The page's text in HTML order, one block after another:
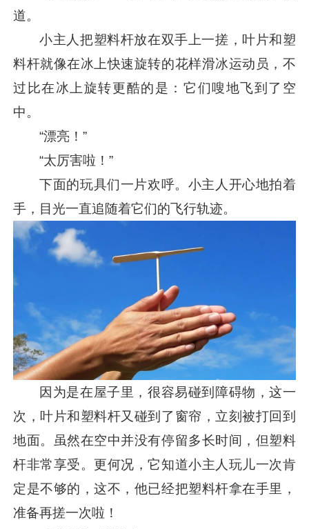
道。
小主人把塑料杆放在双手上一搓，叶片和塑
料杆就像在冰上快速旋转的花样滑冰运动员，不
过比在冰上旋转更酷的是：它们嗖地飞到了空
中。
“漂亮！”
“太厉害啦！”
下面的玩具们一片欢呼。小主人开心地拍着
手，目光一直追随着它们的飞行轨迹。
因为是在屋子里，很容易碰到障碍物，这一
次，叶片和塑料杆又碰到了窗帘，立刻被打回到
地面。虽然在空中并没有停留多长时间，但塑料
杆非常享受。更何况，它知道小主人玩儿一次肯
定是不够的，这不，他已经把塑料杆拿在手里，
准备再搓一次啦！